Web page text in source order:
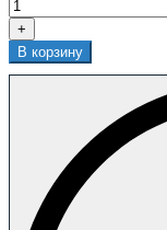
+
В корзину